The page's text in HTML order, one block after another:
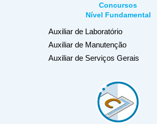
Concursos
Nível Fundamental
Auxiliar de Laboratório
Auxiliar de Manutenção
Auxiliar de Serviços Gerais